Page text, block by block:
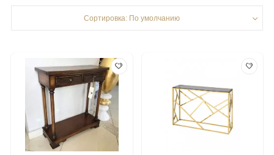
Сортировка: По умолчанию